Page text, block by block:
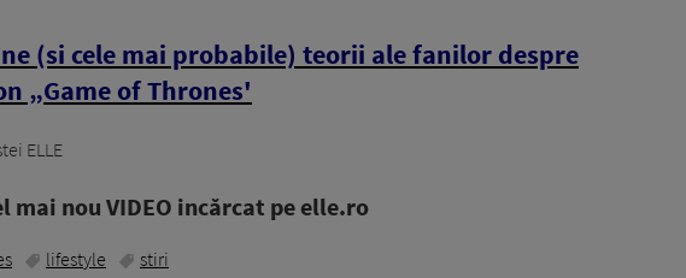
(si cele mai probabile) teorii ale fanilor despre
„Game of Thrones'
ELLE
mai nou VIDEO incărcat pe elle.ro
lifestyle stiri